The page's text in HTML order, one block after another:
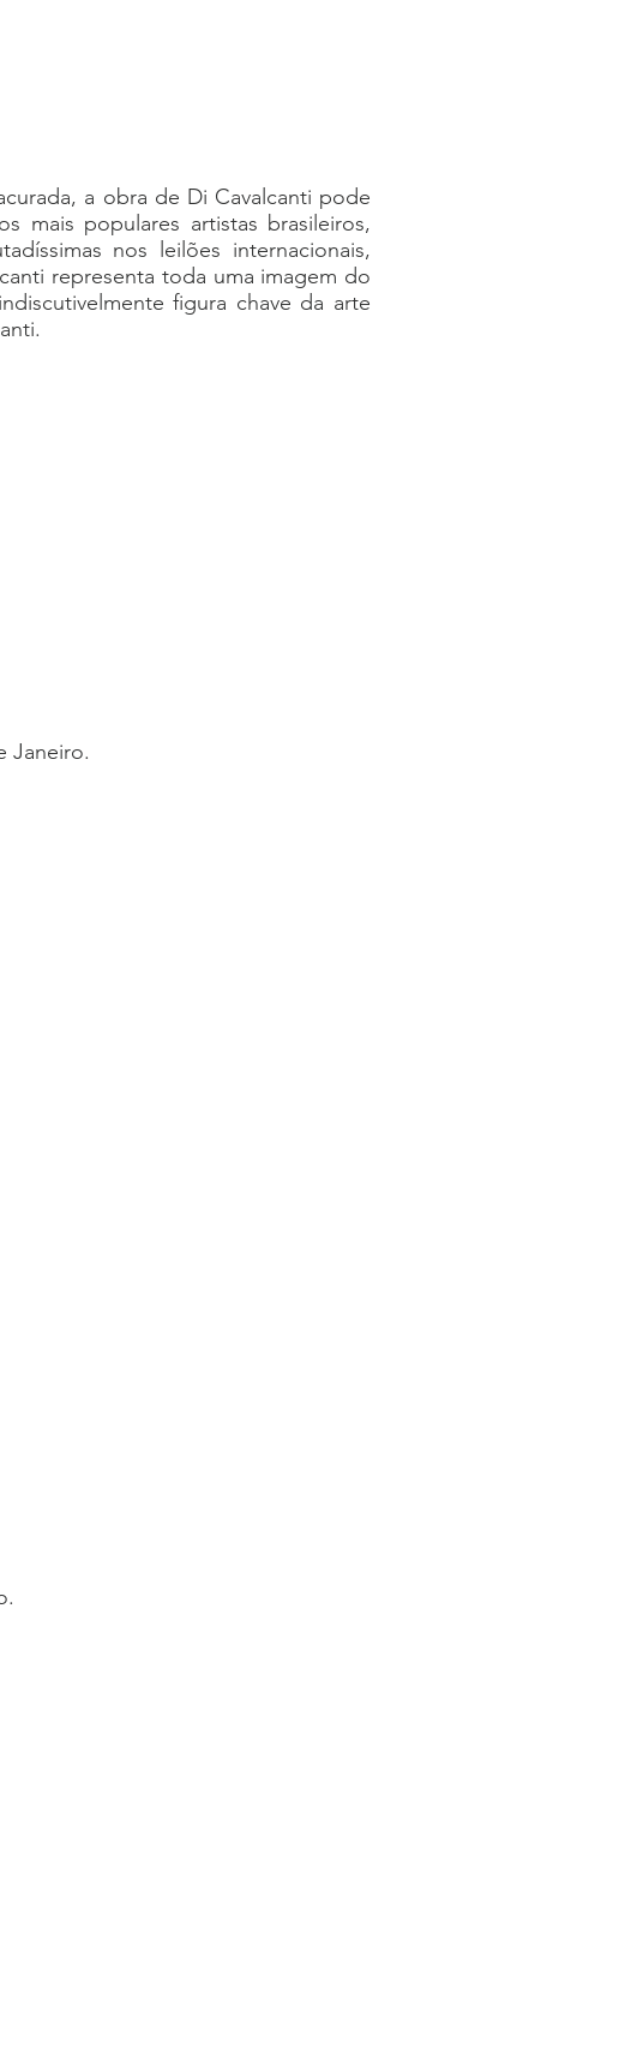
a obra de Di Cavalcanti pode
mais populares artistas brasileiros,
nos leilões internacionais,
representa toda uma imagem do
figura chave da arte
Janeiro.